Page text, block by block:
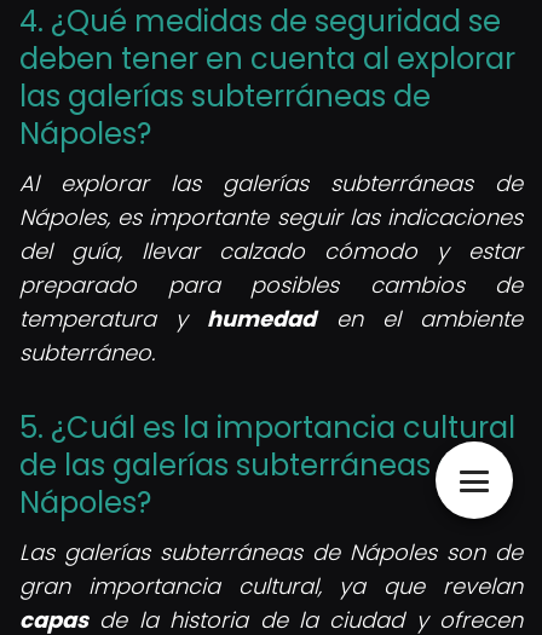
4. ¿Qué medidas de seguridad se
deben tener en cuenta al explorar
las galerías subterráneas de
Nápoles?
Al explorar las galerías subterráneas de
Nápoles, es importante seguir las indicaciones
del guía, llevar calzado cómodo y estar
preparado para posibles cambios de
temperatura y humedaden el ambiente
subterráneo.
5. ¿Cuál es la importancia cultural
de las galerías subterráneas de
Nápoles?
Las galerías subterráneas de Nápoles son de
gran importancia cultural, ya que revelan
capasde la historia de la ciudad y ofrecen